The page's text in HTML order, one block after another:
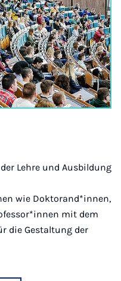
Lehre und Ausbildung
wie Doktorand*innen,
mit dem
die Gestaltung der